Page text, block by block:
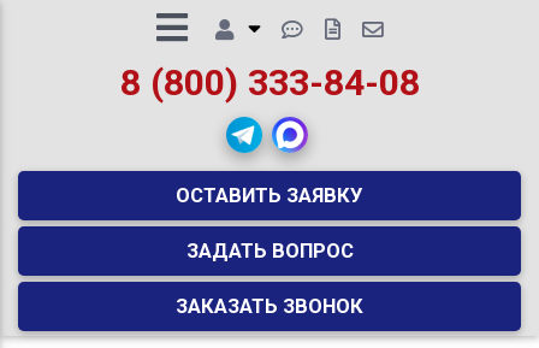
8 (800) 333-84-08
ОСТАВИТЬ ЗАЯВКУ
ЗАДАТЬ ВОПРОС
ЗАКАЗАТЬ ЗВОНОК